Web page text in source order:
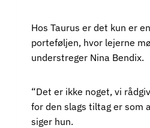
Hos Taurus er det kun er
porteføljen, hvor lejerne
understreger Nina Bendix.
“Det er ikke noget, vi
for den slags tiltag er som
siger hun.